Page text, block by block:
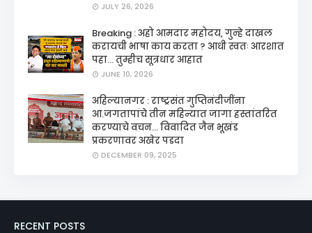
JULY 26, 2026
Breaking : अहो आमदार महोदय, गुन्हे दाखल
करायची भाषा काय करता ? आधी स्वतः आरशात
पहा... तुम्हीच सूत्रधार आहात
JUNE 10, 2026
अहिल्यानगर : राष्ट्रसंत गुप्तिनंदीजींना
आ.जगतापांचे तीन महिन्यात जागा हस्तांतरित
करण्याचे वचन... विवादित जैन भूखंड
प्रकरणावर अखेर पडदा
DECEMBER 09, 2025
RECENT POSTS